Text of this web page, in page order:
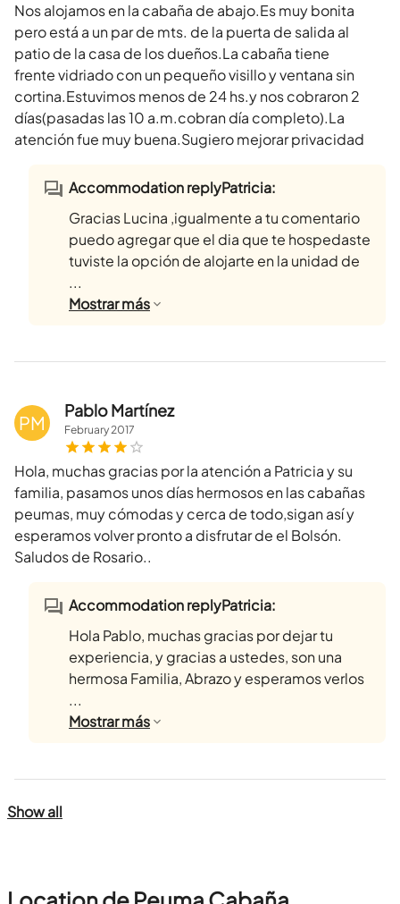
Nos alojamos en la cabaña de abajo.Es muy bonita
pero está a un par de mts. de la puerta de salida al
patio de la casa de los dueños.La cabaña tiene
frente vidriado con un pequeño visillo y ventana sin
cortina.Estuvimos menos de 24 hs.y nos cobraron 2
días(pasadas las 10 a.m.cobran día completo).La
atención fue muy buena.Sugiero mejorar privacidad
Accommodation replyPatricia:
Gracias Lucina ,igualmente a tu comentario
puedo agregar que el dia que te hospedaste
tuviste la opción de alojarte en la unidad de
...
Mostrarmás
PM
Pablo Martínez
February2017
Hola, muchas gracias por la atención a Patricia y su
familia, pasamos unos días hermosos en las cabañas
peumas, muy cómodas y cerca de todo,sigan así y
esperamos volver pronto a disfrutar de el Bolsón.
Saludos de Rosario..
Accommodation replyPatricia:
Hola Pablo, muchas gracias por dejar tu
experiencia, y gracias a ustedes, son una
hermosa Familia, Abrazo y esperamos verlos
...
Mostrarmás
Show all